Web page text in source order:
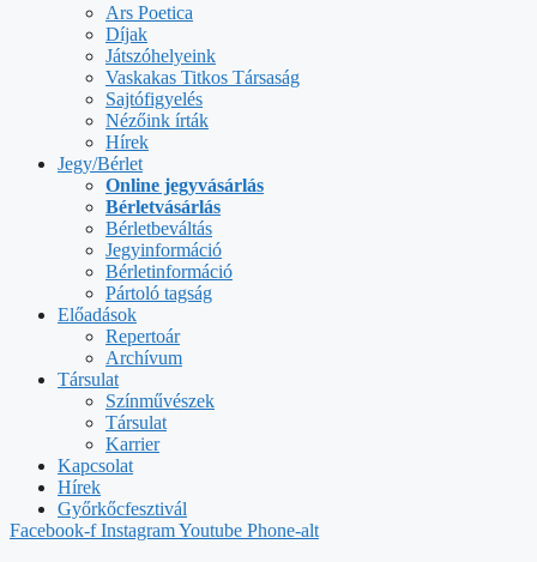
Ars Poetica
Díjak
Játszóhelyeink
Vaskakas Titkos Társaság
Sajtófigyelés
Nézőink írták
Hírek
Jegy/Bérlet
Online jegyvásárlás
Bérletvásárlás
Bérletbeváltás
Jegyinformáció
Bérletinformáció
Pártoló tagság
Előadások
Repertoár
Archívum
Társulat
Színművészek
Társulat
Karrier
Kapcsolat
Hírek
Győrkőcfesztivál
Facebook-f InstagramYoutube Phone-alt